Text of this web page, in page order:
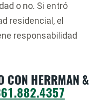
o no. Si entró
residencial, el
responsabilidad
CON HERRMAN &